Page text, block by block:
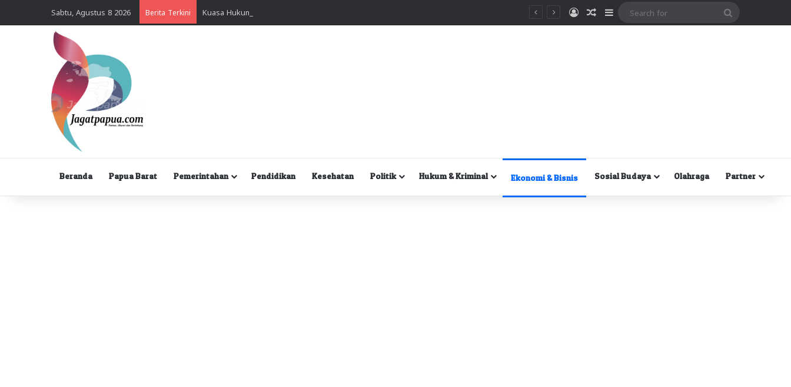
Sabtu, Agustus 8 2026 Berita Terkini MasukRandom Article
Sidebar
Beranda Papua Barat Pemerintahan Pendidikan Kesehatan Politik Hukum & Kriminal Ekonomi & Bisnis Sosial Budaya Olahraga Partner